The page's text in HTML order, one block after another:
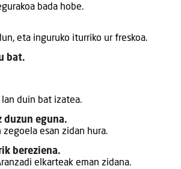
bada hobe.
eta inguruko iturriko ur freskoa.
bat.
duin bat izatea.
duzun eguna.
zegoela esan zidan hura.
bereziena.
elkarteak eman zidana.